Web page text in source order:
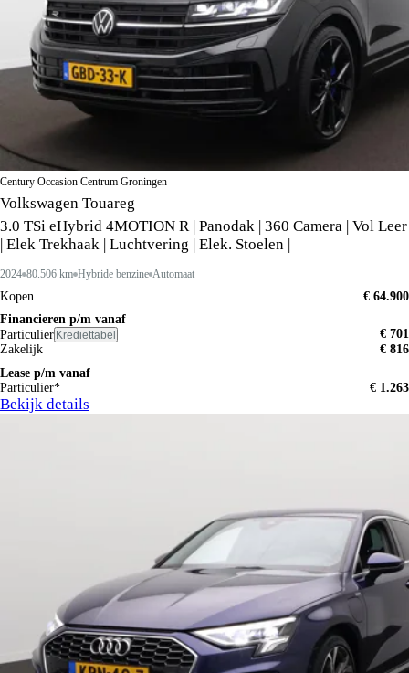
Century Occasion Centrum Groningen
Volkswagen Touareg
3.0 TSi eHybrid 4MOTION R | Panodak | 360 Camera | Vol Leer
| Elek Trekhaak | Luchtvering | Elek. Stoelen |
2024 80.506 km Hybride benzine Automaat
Kopen
€ 64.900
Financieren p/m vanaf
Particulier Krediettabel
€ 701
Zakelijk
€ 816
Lease p/m vanaf
Particulier*
€ 1.263
Bekijk details